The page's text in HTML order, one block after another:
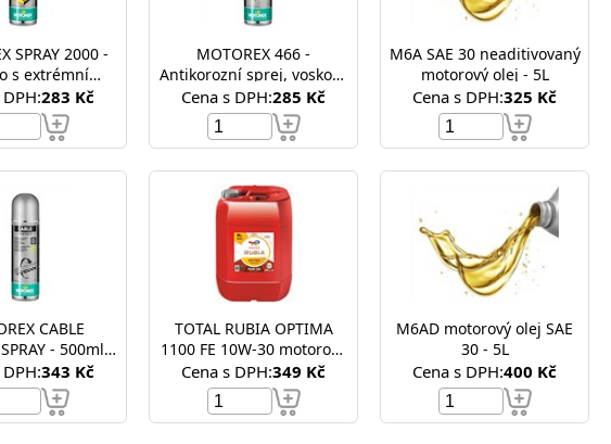
SPRAY 2000 -
s extrémní
DPH:283 Kč
MOTOREX 466 -
Antikorozní sprej, vosková
ochrana
Cena s DPH:285 Kč
M6A SAE 30 neaditivovaný
motorový olej - 5L
Cena s DPH:325 Kč
CABLE
- 500ml -
na lana
DPH:343 Kč
TOTAL RUBIA OPTIMA
1100 FE 10W-30 motorový
olej pro nákladní
automobily - 20L
Cena s DPH:349 Kč
M6AD motorový olej SAE
30 - 5L
Cena s DPH:400 Kč